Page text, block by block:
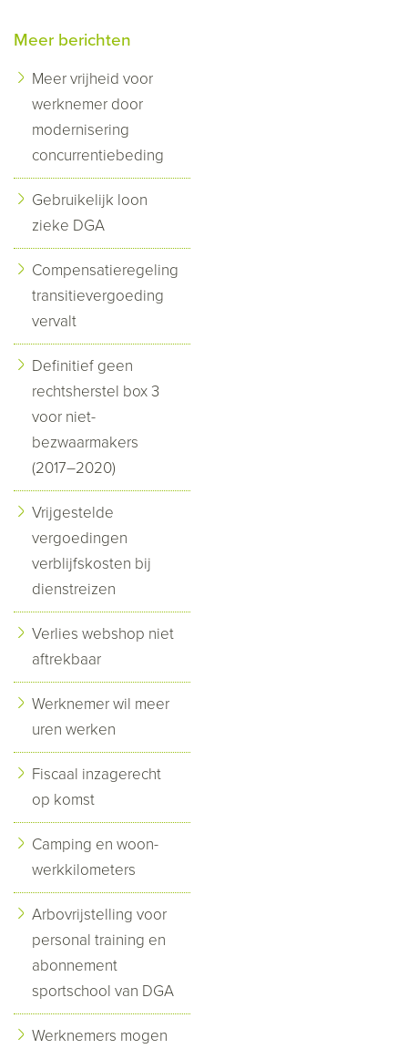
Meer berichten
Meer vrijheid voor
werknemer door
modernisering
concurrentiebeding
Gebruikelijk loon
zieke DGA
Compensatieregeling
transitievergoeding
vervalt
Definitief geen
rechtsherstel box 3
voor niet-
bezwaarmakers
(2017–2020)
Vrijgestelde
vergoedingen
verblijfskosten bij
dienstreizen
Verlies webshop niet
aftrekbaar
Werknemer wil meer
uren werken
Fiscaal inzagerecht
op komst
Camping en woon-
werkkilometers
Arbovrijstelling voor
personal training en
abonnement
sportschool van DGA
Werknemers mogen